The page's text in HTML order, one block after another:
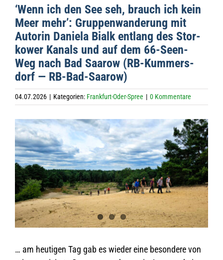
‘Wenn ich den See seh, brauch ich kein
Meer mehr’: Grup­pen­wan­de­rung mit
Autorin Daniela Bialk ent­lang des Stor­
kower Kanals und auf dem 66-Seen-
Weg nach Bad Saa­row (RB-Kum­mers­
dorf — RB-Bad-Saarow)
04.07.2026 | Kategorien: Frankfurt-Oder-Spree | 0 Kommentare
Zeige
grösseres
Bild
… am heu­ti­gen Tag gab es wie­der eine beson­dere von